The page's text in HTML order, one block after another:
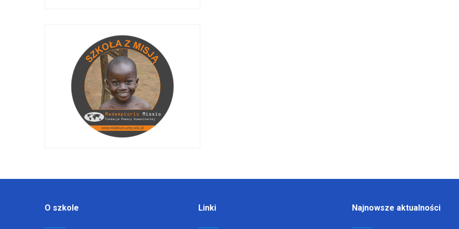
O szkole Linki Najnowsze aktualności